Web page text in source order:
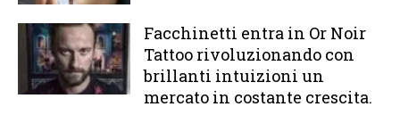
Facchinetti entra in Or Noir
Tattoo rivoluzionando con
brillanti intuizioni un
mercato in costante crescita.